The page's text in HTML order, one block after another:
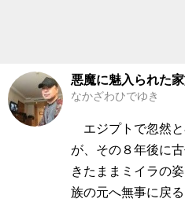
悪魔に魅入られた
なかざわひでゆき
エジプトで忽然
が、その８年後に
きたままミイラの
族の元へ無事に戻